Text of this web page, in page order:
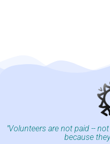
"Volunteers are not paid --
because